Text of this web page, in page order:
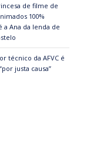
de filme de
100%
a Ana da lenda de
técnico da AFVC é
justa causa”